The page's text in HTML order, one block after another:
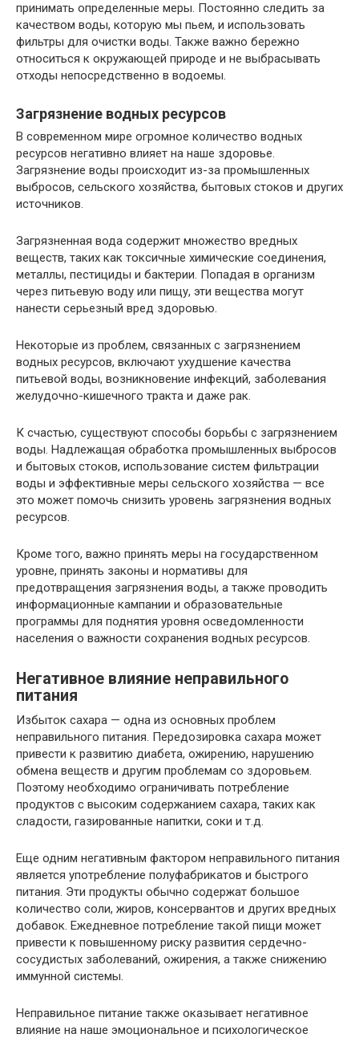
принимать определенные меры. Постоянно следить за
качеством воды, которую мы пьем, и использовать
фильтры для очистки воды. Также важно бережно
относиться к окружающей природе и не выбрасывать
отходы непосредственно в водоемы.
Загрязнение водных ресурсов
В современном мире огромное количество водных
ресурсов негативно влияет на наше здоровье.
Загрязнение воды происходит из-за промышленных
выбросов, сельского хозяйства, бытовых стоков и других
источников.
Загрязненная вода содержит множество вредных
веществ, таких как токсичные химические соединения,
металлы, пестициды и бактерии. Попадая в организм
через питьевую воду или пищу, эти вещества могут
нанести серьезный вред здоровью.
Некоторые из проблем, связанных с загрязнением
водных ресурсов, включают ухудшение качества
питьевой воды, возникновение инфекций, заболевания
желудочно-кишечного тракта и даже рак.
К счастью, существуют способы борьбы с загрязнением
воды. Надлежащая обработка промышленных выбросов
и бытовых стоков, использование систем фильтрации
воды и эффективные меры сельского хозяйства — все
это может помочь снизить уровень загрязнения водных
ресурсов.
Кроме того, важно принять меры на государственном
уровне, принять законы и нормативы для
предотвращения загрязнения воды, а также проводить
информационные кампании и образовательные
программы для поднятия уровня осведомленности
населения о важности сохранения водных ресурсов.
Негативное влияние неправильного
питания
Избыток сахара — одна из основных проблем
неправильного питания. Передозировка сахара может
привести к развитию диабета, ожирению, нарушению
обмена веществ и другим проблемам со здоровьем.
Поэтому необходимо ограничивать потребление
продуктов с высоким содержанием сахара, таких как
сладости, газированные напитки, соки и т.д.
Еще одним негативным фактором неправильного питания
является употребление полуфабрикатов и быстрого
питания. Эти продукты обычно содержат большое
количество соли, жиров, консервантов и других вредных
добавок. Ежедневное потребление такой пищи может
привести к повышенному риску развития сердечно-
сосудистых заболеваний, ожирения, а также снижению
иммунной системы.
Неправильное питание также оказывает негативное
влияние на наше эмоциональное и психологическое